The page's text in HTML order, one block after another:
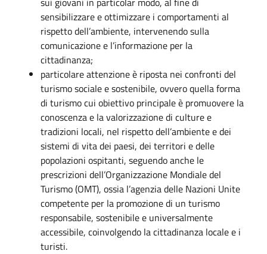
sensibilizzare e ottimizzare i comportamenti al
rispetto dell’ambiente, intervenendo sulla
comunicazione e l’informazione per la
cittadinanza;
particolare attenzione è riposta nei confronti del
turismo sociale e sostenibile, ovvero quella forma
di turismo cui obiettivo principale è promuovere la
conoscenza e la valorizzazione di culture e
tradizioni locali, nel rispetto dell’ambiente e dei
sistemi di vita dei paesi, dei territori e delle
popolazioni ospitanti, seguendo anche le
prescrizioni dell’Organizzazione Mondiale del
Turismo (OMT), ossia l’agenzia delle Nazioni Unite
competente per la promozione di un turismo
responsabile, sostenibile e universalmente
accessibile, coinvolgendo la cittadinanza locale e i
turisti.